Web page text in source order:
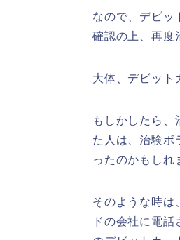
なので、デビッ
確認の上、再度
大体、デビット
もしかしたら、
た人は、治験ボ
ったのかもしれ
そのような時は
ドの会社に電